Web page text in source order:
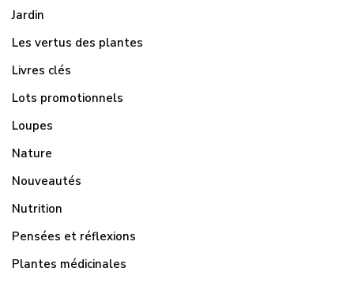
Jardin
Les vertus des plantes
Livres clés
Lots promotionnels
Loupes
Nature
Nouveautés
Nutrition
Pensées et réflexions
Plantes médicinales